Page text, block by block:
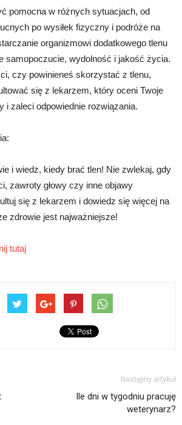
pomocna w różnych sytuacjach, od
po wysiłek fizyczny i podróże na
organizmowi dodatkowego tlenu
samopoczucie, wydolność i jakość życia.
czy powinieneś skorzystać z tlenu,
się z lekarzem, który oceni Twoje
i zaleci odpowiednie rozwiązania.
i wiedz, kiedy brać tlen! Nie zwlekaj, gdy
zawroty głowy czy inne objawy
się z lekarzem i dowiedz się więcej na
zdrowie jest najważniejsze!
tutaj
Następny artykuł
Ile dni w tygodniu pracuję
weterynarz?